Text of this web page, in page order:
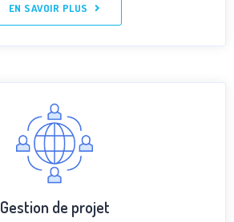
EN SAVOIR PLUS
Gestion de projet